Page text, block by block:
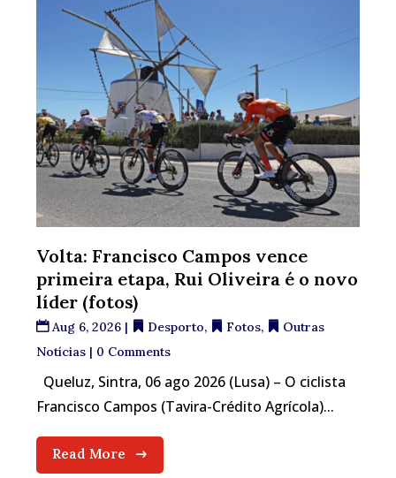
Volta: Francisco Campos vence
primeira etapa, Rui Oliveira é o novo
líder (fotos)
Aug 6, 2026 | Desporto, Fotos,
Outras
Notícias | 0 Comments
Queluz, Sintra, 06 ago 2026 (Lusa) – O ciclista
Francisco Campos (Tavira-Crédito Agrícola)...
Read More